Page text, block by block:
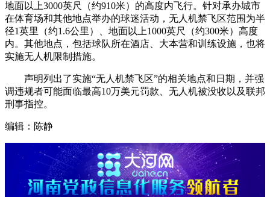
地面以上3000英尺（约910米）的高度内飞行。针对承办城市
在体育场和其他地点举办的球迷活动，无人机禁飞区范围为半
径1英里（约1.6公里）、地面以上1000英尺（约300米）高度
内。其他地点，包括球队所在酒店、大本营和训练设施，也将
实施无人机限制措施。
声明列出了实施“无人机禁飞区”的相关地点和日期，并强
调违规者可能面临最高10万美元罚款、无人机被没收以及联邦
刑事指控。
编辑：陈静